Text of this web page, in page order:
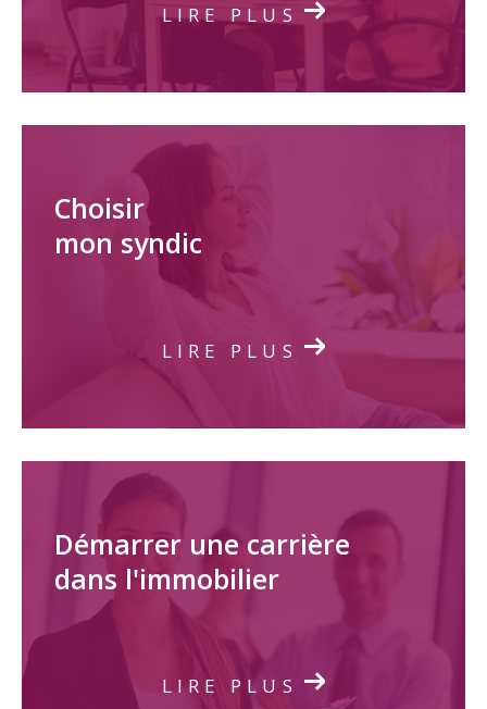
LIRE PLUS
Choisir
mon syndic
LIRE PLUS
Démarrer une carrière
dans l'immobilier
LIRE PLUS